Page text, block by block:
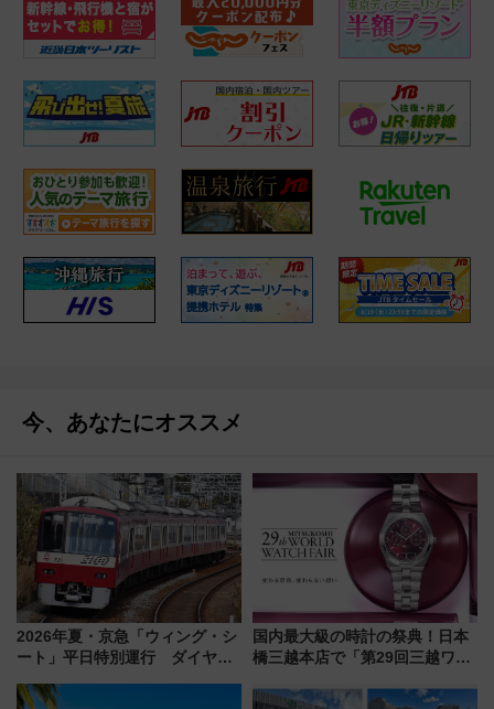
今、あなたにオススメ
2026年夏・京急「ウィング・シ
ート」平日特別運行 ダイヤ・
三浦海岸を堪能できるお出かけ
国内最大級の時計の祭典！日本
橋三越本店で「第29回三越ワー
【2026年8月5日～25日】